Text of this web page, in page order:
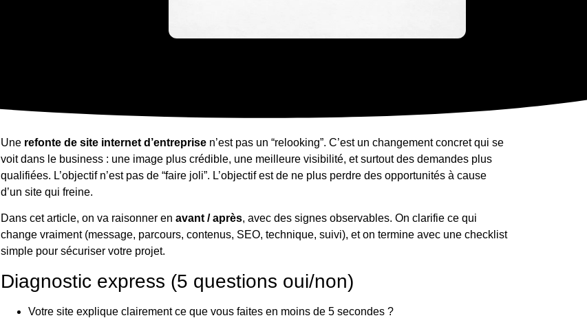
Une refonte de site internet d’entreprisen’est pas un “relooking”. C’est un changement concret qui se
voit dans le business : une image plus crédible, une meilleure visibilité, et surtout des demandes plus
qualifiées. L’objectif n’est pas de “faire joli”. L’objectif est de ne plus perdre des opportunités à cause
d’un site qui freine.
Dans cet article, on va raisonner en avant / après, avec des signes observables. On clarifie ce qui
change vraiment (message, parcours, contenus, SEO, technique, suivi), et on termine avec une checklist
simple pour sécuriser votre projet.
Diagnostic express (5 questions oui/non)
Votre site explique clairement ce que vous faites en moins de 5 secondes ?